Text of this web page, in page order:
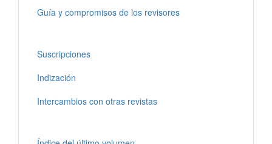
Guía y compromisos de los revisores
Suscripciones
Indización
Intercambios con otras revistas